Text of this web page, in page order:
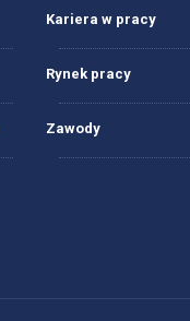
Kariera w pracy
Rynek pracy
Zawody